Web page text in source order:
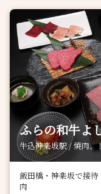
ふらの和牛よ
牛込神楽坂駅 / 焼肉、
飯田橋・神楽坂で接
肉